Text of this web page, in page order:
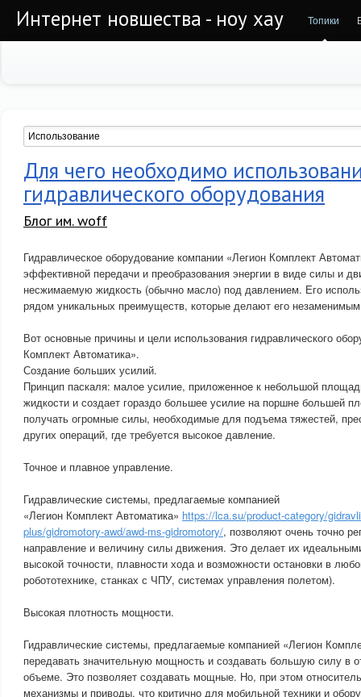
Интернет новшества - ноу хау Топики
Для чего необходимо
гидравлического оборудования
Блог им. woff
Гидравлическое оборудование компании «Легион Комплект
эффективной передачи и преобразования энергии в виде силы и
несжимаемую жидкость (обычно масло) под давлением. Его
рядом уникальных преимуществ, которые делают его
Вот основные причины и цели использования гидравлического
Комплект Автоматика».
Создание больших усилий.
Принцип паскаля: малое усилие, приложенное к небольшой
жидкости и создает гораздо большее усилие на поршне большей
получать огромные силы, необходимые для подъема тяжестей,
других операций, где требуется высокое давление.
Точное и плавное управление.
Гидравлические системы, предлагаемые компанией
«Легион Комплект Автоматика» https://lca.su/product-category/
plus/gidromotory-awd/awd-ms-gidromotory/, позволяют очень точно
направление и величину силы движения. Это делает их
высокой точности, плавности хода и возможности остановки в
робототехнике, станках с ЧПУ, системах управления полетом).
Высокая плотность мощности.
Гидравлические системы, предлагаемые компанией «Легион
передавать значительную мощность и создавать большую силу в
объеме. Это позволяет создавать мощные. Но, при этом
механизмы и приводы, что критично для мобильной техники и